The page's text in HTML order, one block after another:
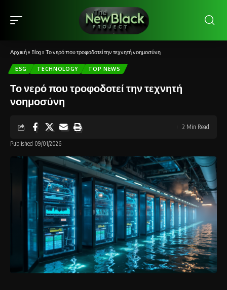
Αρχική» Blog » Το νερό που τροφοδοτεί την τεχνητή νοημοσύνη
ESG TECHNOLOGY TOP NEWS
Το νερό που τροφοδοτεί την τεχνητή
νοημοσύνη
Published 09/01/2026
2 Min Read